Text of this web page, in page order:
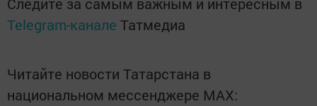
Telegram-канале Татмедиа
Читайте новости Татарстана в
национальном мессенджере MАХ: